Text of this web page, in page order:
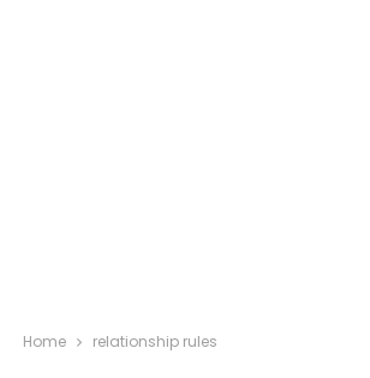
Home relationship rules